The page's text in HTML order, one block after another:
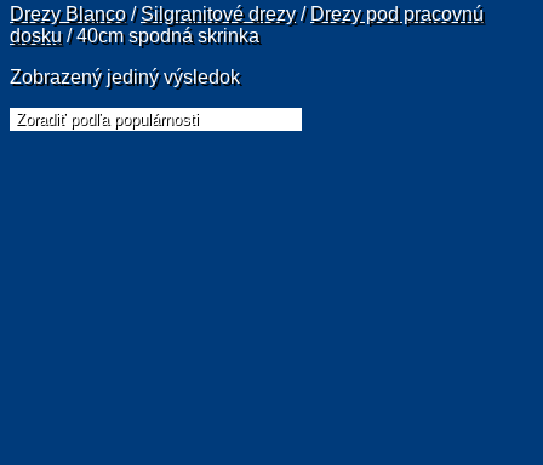
Drezy Blanco / Silgranitové drezy / Drezy pod pracovnú
dosku /40cm spodná skrinka
Zobrazený jediný výsledok